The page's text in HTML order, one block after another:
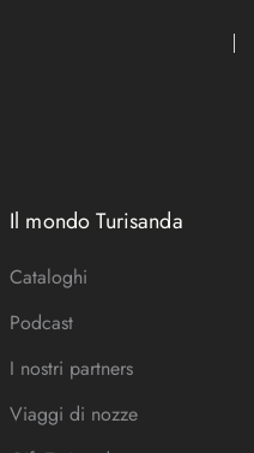
Il mondo Turisanda
Cataloghi
Podcast
I nostri partners
Viaggi di nozze